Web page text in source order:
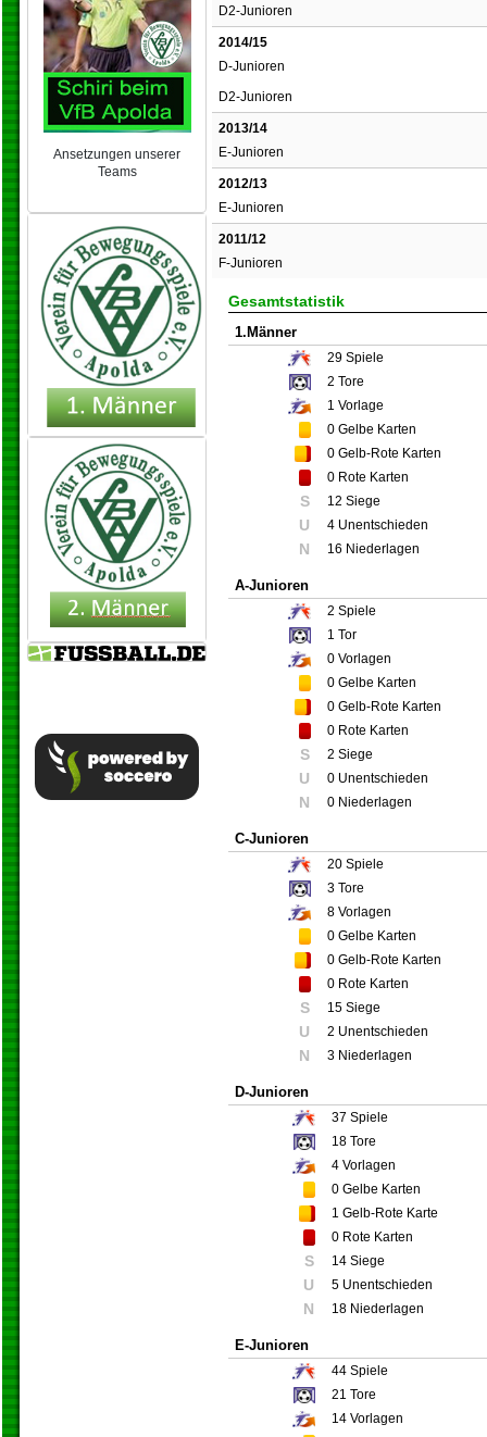
Ansetzungen unserer
Teams
D2-Junioren
2014/15
D-Junioren
D2-Junioren
2013/14
E-Junioren
2012/13
E-Junioren
2011/12
F-Junioren
Gesamtstatistik
1.Männer
29 Spiele
2 Tore
1 Vorlage
0 Gelbe Karten
0 Gelb-Rote Karten
0 Rote Karten
S 12 Siege
U 4 Unentschieden
N 16 Niederlagen
A-Junioren
2 Spiele
1 Tor
0 Vorlagen
0 Gelbe Karten
0 Gelb-Rote Karten
0 Rote Karten
S 2 Siege
U 0 Unentschieden
N 0 Niederlagen
C-Junioren
20 Spiele
3 Tore
8 Vorlagen
0 Gelbe Karten
0 Gelb-Rote Karten
0 Rote Karten
S 15 Siege
U 2 Unentschieden
N 3 Niederlagen
D-Junioren
37 Spiele
18 Tore
4 Vorlagen
0 Gelbe Karten
1 Gelb-Rote Karte
0 Rote Karten
S 14 Siege
U 5 Unentschieden
N 18 Niederlagen
E-Junioren
44 Spiele
21 Tore
14 Vorlagen